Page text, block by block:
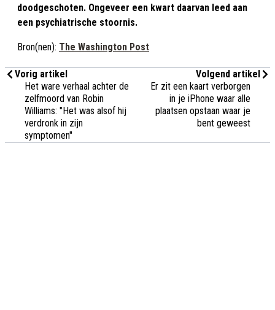
doodgeschoten. Ongeveer een kwart daarvan leed aan
een psychiatrische stoornis.
Bron(nen): The Washington Post
Vorig artikel
Het ware verhaal achter de
zelfmoord van Robin
Williams: "Het was alsof hij
verdronk in zijn
symptomen"
Volgend artikel
Er zit een kaart verborgen
in je iPhone waar alle
plaatsen opstaan waar je
bent geweest